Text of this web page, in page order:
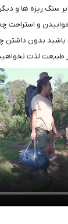
سنگ ریزه ها و
و استراحت
بدون داشتن
طبیعت لذت